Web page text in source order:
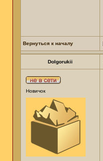
Вернуться к началу
Dolgorukii
Новичок